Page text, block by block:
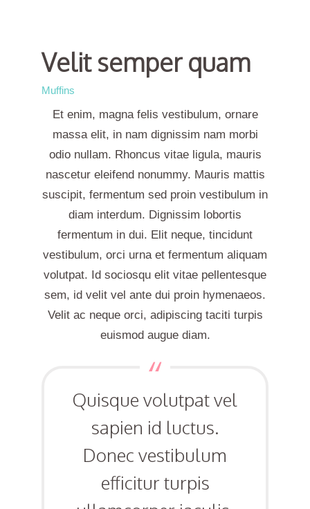
Velit semper quam
Muffins
Et enim, magna felis vestibulum, ornare
massa elit, in nam dignissim nam morbi
odio nullam. Rhoncus vitae ligula, mauris
nascetur eleifend nonummy. Mauris mattis
suscipit, fermentum sed proin vestibulum in
diam interdum. Dignissim lobortis
fermentum in dui. Elit neque, tincidunt
vestibulum, orci urna et fermentum aliquam
volutpat. Id sociosqu elit vitae pellentesque
sem, id velit vel ante dui proin hymenaeos.
Velit ac neque orci, adipiscing taciti turpis
euismod augue diam.
Quisque volutpat vel
sapien id luctus.
Donec vestibulum
efficitur turpis